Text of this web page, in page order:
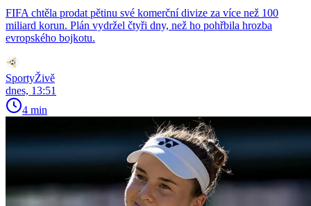
FIFA chtěla prodat pětinu své komerční divize za více než 100
miliard korun. Plán vydržel čtyři dny, než ho pohřbila hrozba
evropského bojkotu.
SportyŽivě
dnes, 13:51
4 min